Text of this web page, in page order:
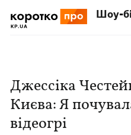
Шоу-
Джессіка
Києва: Я
відеогрі